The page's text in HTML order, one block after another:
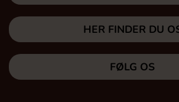
HER FINDER DU
FØLG OS